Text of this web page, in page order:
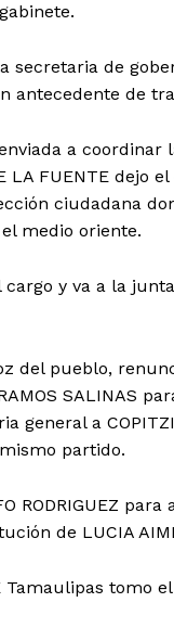
la secretaria de
antecedente de
enviada a
LA FUENTE dejo
ciudadana
medio oriente.
cargo y va a la
del pueblo,
SALINAS
a COPITZI
partido.
RODRIGUEZ
de LUCIA
Tamaulipas